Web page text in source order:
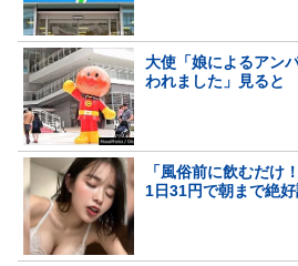
大使「娘によるアン
われました」見ると
「風俗前に飲むだけ
1日31円で朝まで絶好